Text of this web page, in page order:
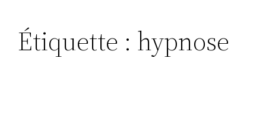
Étiquette : hypnose